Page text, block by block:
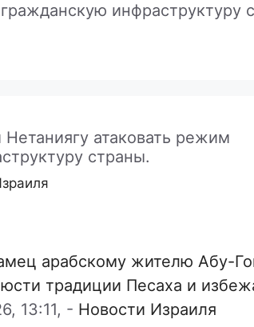
гражданскую инфраструктуру
атаковать режим
страны.
арабскому жителю Абу-
традиции Песаха и
13:11, - Новости Израиля